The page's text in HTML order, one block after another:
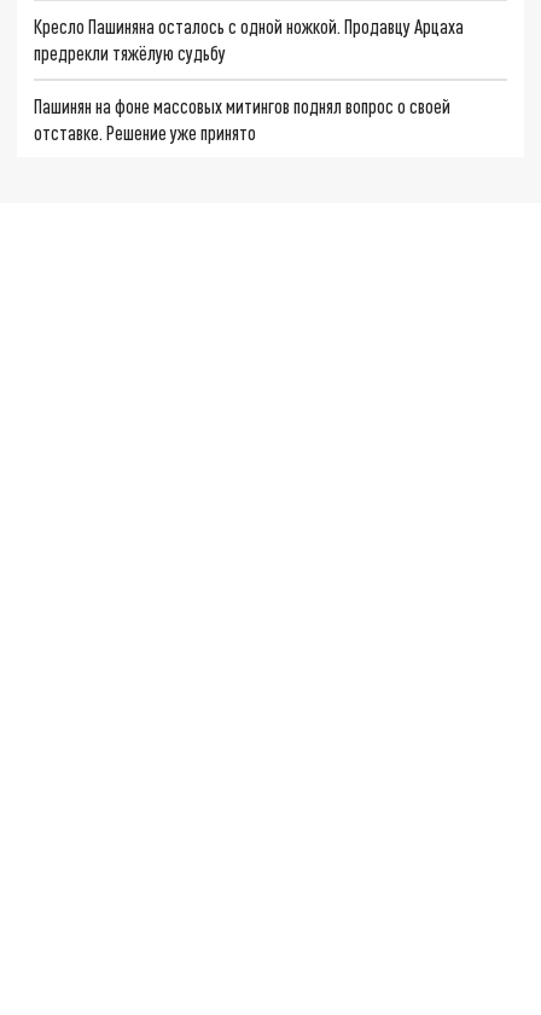
Кресло Пашиняна осталось с одной ножкой. Продавцу Арцаха
предрекли тяжёлую судьбу
Пашинян на фоне массовых митингов поднял вопрос о своей
отставке. Решение уже принято